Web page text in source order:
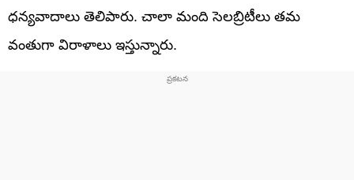
ధన్యవాదాలు తెలిపారు. చాలా మంది సెలబ్రిటీలు తమ
వంతుగా విరాళాలు ఇస్తున్నారు.